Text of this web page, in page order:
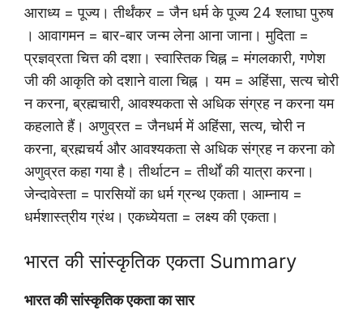
आराध्य = पूज्य। तीर्थंकर = जैन धर्म के पूज्य 24 श्लाघा पुरुष
। आवागमन = बार-बार जन्म लेना आना जाना। मुदिता =
प्रज्ञव्रता चित्त की दशा। स्वास्तिक चिह्न = मंगलकारी, गणेश
जी की आकृति को दशाने वाला चिह्न । यम = अहिंसा, सत्य चोरी
न करना, ब्रह्मचारी, आवश्यकता से अधिक संग्रह न करना यम
कहलाते हैं। अणुव्रत = जैनधर्म में अहिंसा, सत्य, चोरी न
करना, ब्रह्मचर्य और आवश्यकता से अधिक संग्रह न करना को
अणुव्रत कहा गया है। तीर्थाटन = तीर्थों की यात्रा करना।
जेन्दावेस्ता = पारसियों का धर्म ग्रन्थ एकता। आम्नाय =
धर्मशास्त्रीय ग्रंथ। एकध्येयता = लक्ष्य की एकता।
भारत की सांस्कृतिक एकता Summary
भारत की सांस्कृतिक एकता का सार